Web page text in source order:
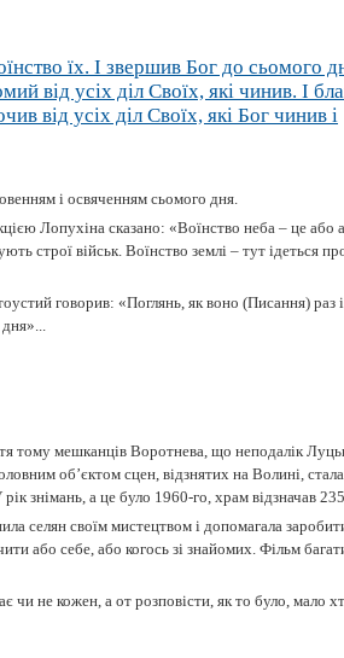
їх. І звершив Бог до сьомого
від усіх діл Своїх, які чинив. І
від усіх діл Своїх, які Бог чинив і
і освяченням сьомого дня.
Лопухіна сказано: «Воїнство неба – це або
строї військ. Воїнство землі – тут ідеться
говорив: «Поглянь, як воно (Писання) раз
тому мешканців Воротнева, що неподалік
об’єктом сцен, відзнятих на Волині,
знімань, а це було 1960-го, храм відзначав
селян своїм мистецтвом і допомагала
або себе, або когось зі знайомих. Фільм
чи не кожен, а от розповісти, як то було, мало